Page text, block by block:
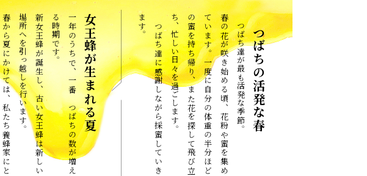
みつばちの活発な春
みつばち達が最も活発な季節。
春
の
花
が
咲
き
始
め
る
頃
、
花
粉
や
蜜
を
集
め
て
い
ま
す
。
一
度
に
自
分
の
体
重
の
半
分
ほ
ど
の
蜜
を
持
ち
帰
り
、
ま
た
花
を
探
し
て
飛
び
立
ち
、
忙
し
い
日
々
を
過
ご
し
ま
す
。
み
つ
ば
ち
達
に
感
謝
し
な
が
ら
採
蜜
し
て
い
き
ま
す
。
女王蜂が生まれる夏
一
年
の
う
ち
で
、
一
番
み
つ
ば
ち
の
数
が
増
え
る
時
期
で
す
。
新
女
王
蜂
が
誕
生
し
、
古
い
女
王
蜂
は
新
し
い
場
所
へ
を
引
っ
越
し
を
行
い
ま
す
。
春
か
ら
夏
に
か
け
て
は
、
私
た
ち
養
蜂
家
に
と
っ
て
、
一
番
忙
し
い
け
れ
ど
働
き
が
い
の
あ
る
季
節
で
す